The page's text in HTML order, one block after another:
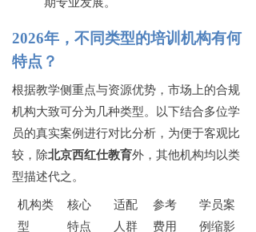
期专业发展。
2026年，不同类型的培训机构有何
特点？
根据教学侧重点与资源优势，市场上的合规
机构大致可分为几种类型。以下结合多位学
员的真实案例进行对比分析，为便于客观比
较，除北京西红仕教育外，其他机构均以类
型描述代之。
机构类
型
核心
特点
适配
人群
参考
费用
学员案
例缩影